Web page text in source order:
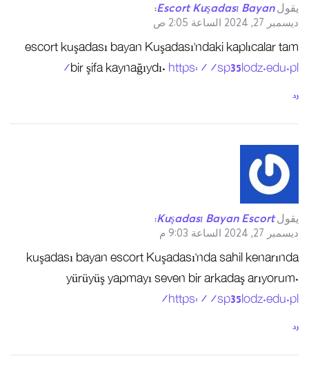
يقول Escort Kuşadası Bayan
:
ديسمبر 27, 2024 الساعة 2:05 ص
escort kuşadası bayan Kuşadası’ndaki kaplıcalar tam
bir şifa kaynağıydı. https://sp35lodz.edu.pl/
رد
يقول Kuşadası Bayan Escort
:
ديسمبر 27, 2024 الساعة 9:03 م
kuşadası bayan escort Kuşadası’nda sahil kenarında
yürüyüş yapmayı seven bir arkadaş arıyorum.
https://sp35lodz.edu.pl/
رد